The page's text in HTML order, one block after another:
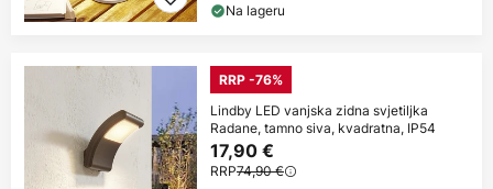
Na lageru
RRP -76%
Lindby LED vanjska zidna svjetiljka
Radane, tamno siva, kvadratna, IP54
17,90 €
RRP74,90 €